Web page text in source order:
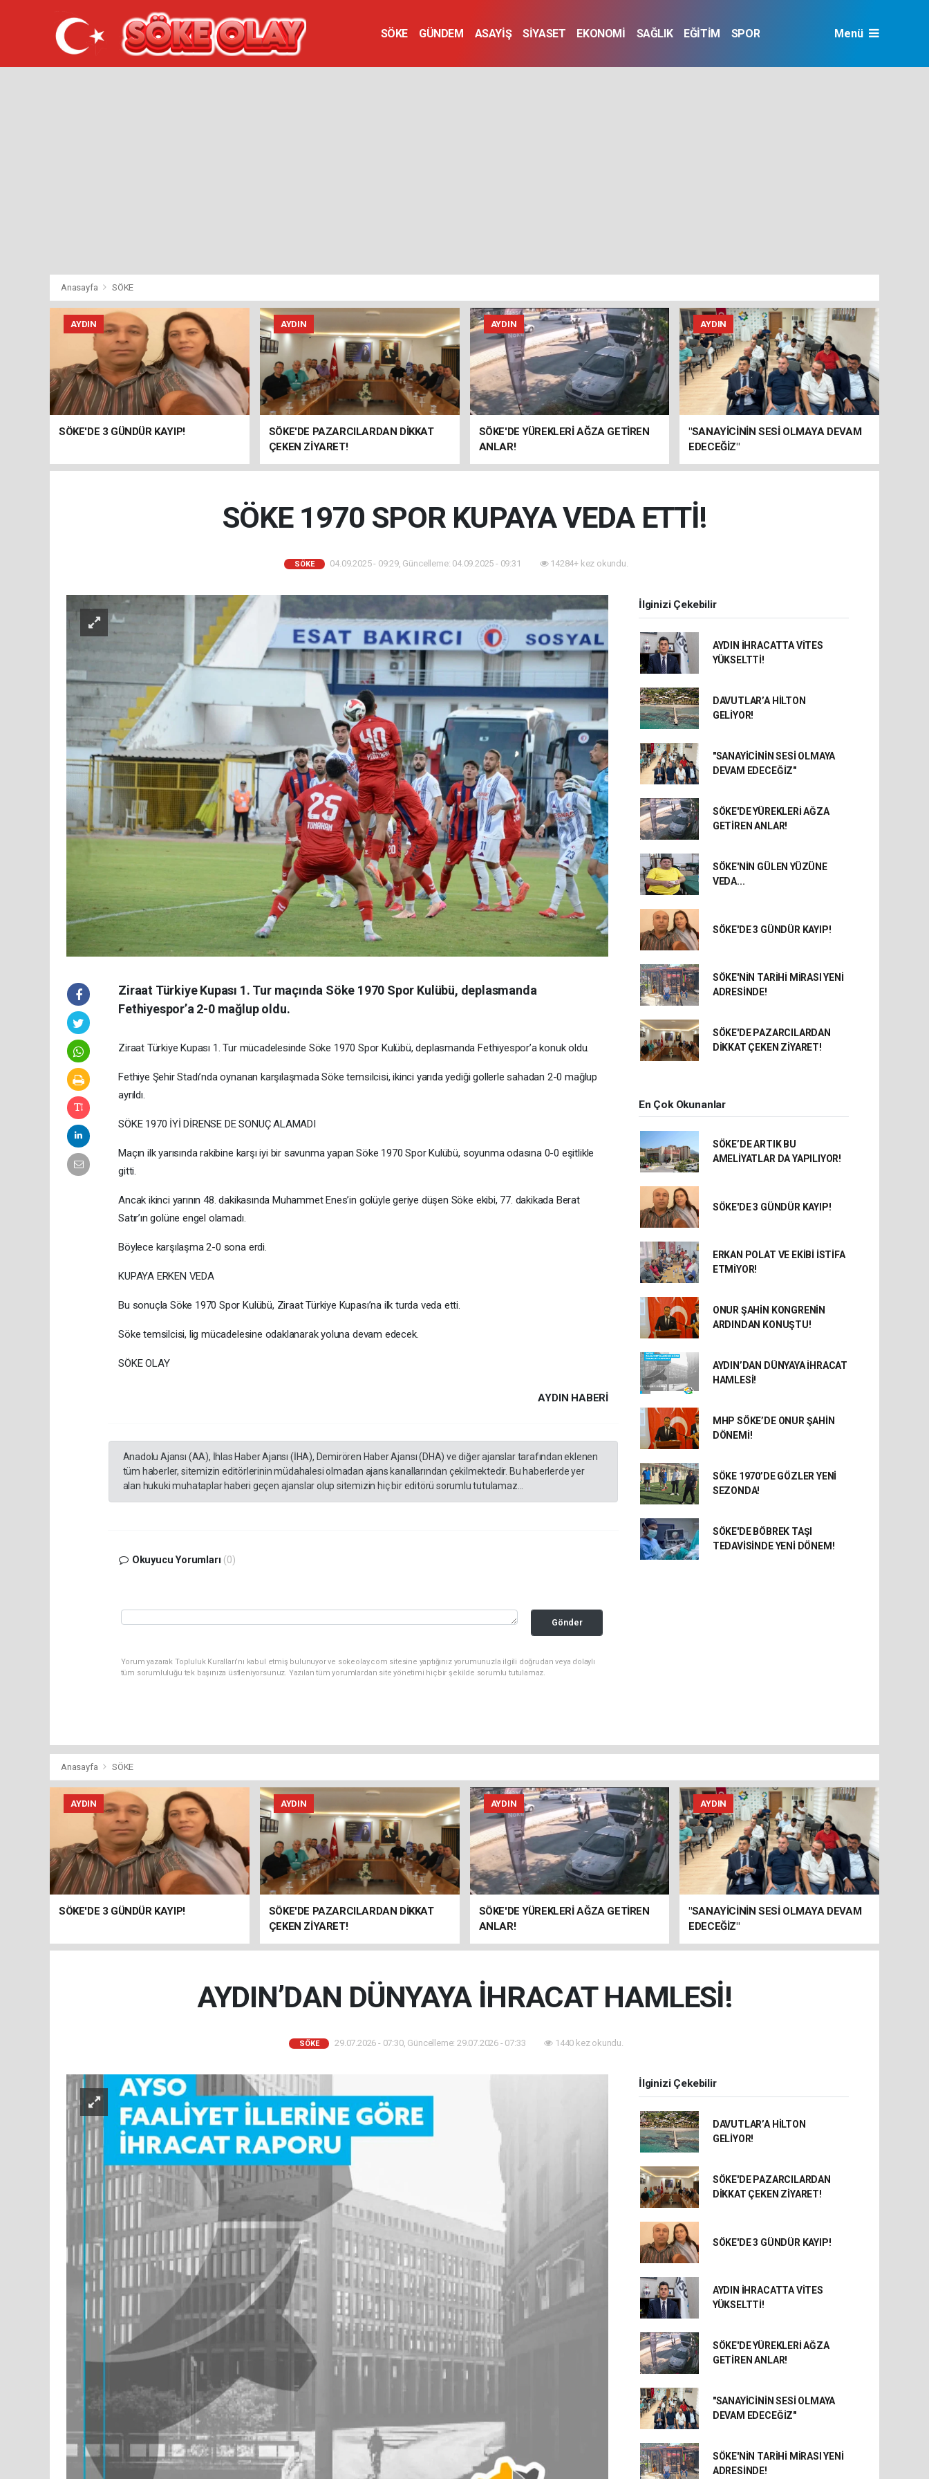
SÖKE GÜNDEM ASAYİŞ SİYASET EKONOMİ SAĞLIK EĞİTİM SPOR Menü
Anasayfa SÖKE
AYDIN
SÖKE'DE 3 GÜNDÜR KAYIP!
AYDIN
SÖKE'DE PAZARCILARDAN DİKKAT
ÇEKEN ZİYARET!
AYDIN
SÖKE'DE YÜREKLERİ AĞZA GETİREN
ANLAR!
AYDIN
"SANAYİCİNİN SESİ OLMAYA DEVAM
EDECEĞİZ"
SÖKE 1970 SPOR KUPAYA VEDA ETTİ!
SÖKE 04.09.2025 - 09:29, Güncelleme: 04.09.2025 - 09:31 14284+ kez okundu.
Ziraat Türkiye Kupası 1. Tur maçında Söke 1970 Spor Kulübü, deplasmanda
Fethiyespor’a 2-0 mağlup oldu.
Ziraat Türkiye Kupası 1. Tur mücadelesinde Söke 1970 Spor Kulübü, deplasmanda Fethiyespor’a konuk oldu.
Fethiye Şehir Stadı’nda oynanan karşılaşmada Söke temsilcisi, ikinci yarıda yediği gollerle sahadan 2-0 mağlup
ayrıldı.
SÖKE 1970 İYİ DİRENSE DE SONUÇ ALAMADI
Maçın ilk yarısında rakibine karşı iyi bir savunma yapan Söke 1970 Spor Kulübü, soyunma odasına 0-0 eşitlikle
gitti.
Ancak ikinci yarının 48. dakikasında Muhammet Enes’in golüyle geriye düşen Söke ekibi, 77. dakikada Berat
Satır’ın golüne engel olamadı.
Böylece karşılaşma 2-0 sona erdi.
KUPAYA ERKEN VEDA
Bu sonuçla Söke 1970 Spor Kulübü, Ziraat Türkiye Kupası’na ilk turda veda etti.
Söke temsilcisi, lig mücadelesine odaklanarak yoluna devam edecek.
SÖKE OLAY
AYDIN HABERİ
Anadolu Ajansı (AA), İhlas Haber Ajansı (İHA), Demirören Haber Ajansı (DHA) ve diğer ajanslar tarafından eklenen
tüm haberler, sitemizin editörlerinin müdahalesi olmadan ajans kanallarından çekilmektedir. Bu haberlerde yer
alan hukuki muhataplar haberi geçen ajanslar olup sitemizin hiç bir editörü sorumlu tutulamaz...
Okuyucu Yorumları (0)
Gönder
Yorum yazarak Topluluk Kuralları’nı kabul etmiş bulunuyor ve sokeolay.com sitesine yaptığınız yorumunuzla ilgili doğrudan veya dolaylı
tüm sorumluluğu tek başınıza üstleniyorsunuz. Yazılan tüm yorumlardan site yönetimi hiçbir şekilde sorumlu tutulamaz.
İlginizi Çekebilir
AYDIN İHRACATTA VİTES
YÜKSELTTİ!
DAVUTLAR’A HİLTON
GELİYOR!
"SANAYİCİNİN SESİ OLMAYA
DEVAM EDECEĞİZ"
SÖKE'DE YÜREKLERİ AĞZA
GETİREN ANLAR!
SÖKE'NİN GÜLEN YÜZÜNE
VEDA...
SÖKE'DE 3 GÜNDÜR KAYIP!
SÖKE'NİN TARİHİ MİRASI YENİ
ADRESİNDE!
SÖKE'DE PAZARCILARDAN
DİKKAT ÇEKEN ZİYARET!
En Çok Okunanlar
SÖKE’DE ARTIK BU
AMELİYATLAR DA YAPILIYOR!
SÖKE'DE 3 GÜNDÜR KAYIP!
ERKAN POLAT VE EKİBİ İSTİFA
ETMİYOR!
ONUR ŞAHİN KONGRENİN
ARDINDAN KONUŞTU!
AYDIN’DAN DÜNYAYA İHRACAT
HAMLESİ!
MHP SÖKE’DE ONUR ŞAHİN
DÖNEMİ!
SÖKE 1970’DE GÖZLER YENİ
SEZONDA!
SÖKE'DE BÖBREK TAŞI
TEDAVİSİNDE YENİ DÖNEM!
Anasayfa SÖKE
AYDIN
SÖKE'DE 3 GÜNDÜR KAYIP!
AYDIN
SÖKE'DE PAZARCILARDAN DİKKAT
ÇEKEN ZİYARET!
AYDIN
SÖKE'DE YÜREKLERİ AĞZA GETİREN
ANLAR!
AYDIN
"SANAYİCİNİN SESİ OLMAYA DEVAM
EDECEĞİZ"
AYDIN’DAN DÜNYAYA İHRACAT HAMLESİ!
SÖKE 29.07.2026 - 07:30, Güncelleme: 29.07.2026 - 07:33 1440 kez okundu.
İlginizi Çekebilir
DAVUTLAR’A HİLTON
GELİYOR!
SÖKE'DE PAZARCILARDAN
DİKKAT ÇEKEN ZİYARET!
SÖKE'DE 3 GÜNDÜR KAYIP!
AYDIN İHRACATTA VİTES
YÜKSELTTİ!
SÖKE'DE YÜREKLERİ AĞZA
GETİREN ANLAR!
"SANAYİCİNİN SESİ OLMAYA
DEVAM EDECEĞİZ"
SÖKE'NİN TARİHİ MİRASI YENİ
ADRESİNDE!